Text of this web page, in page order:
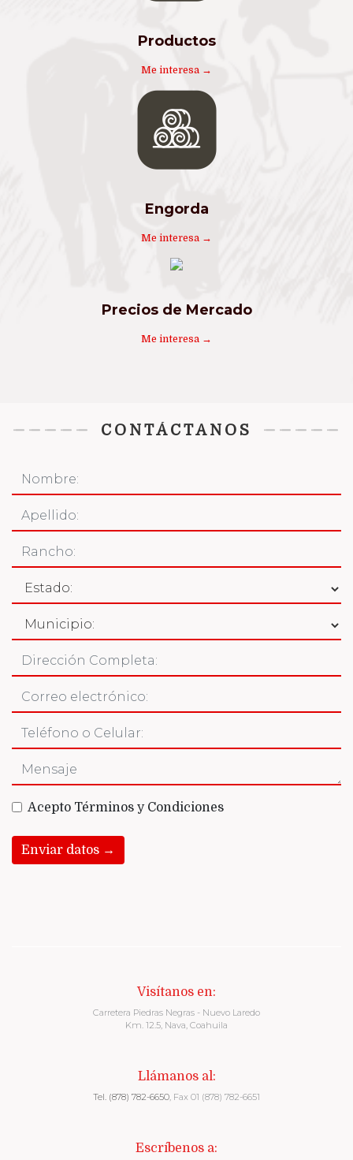
Productos
Me interesa →
Engorda
Me interesa →
Precios de Mercado
Me interesa →
CONTÁCTANOS
Acepto Términos y Condiciones
Enviar datos →
Visítanos en:
Carretera Piedras Negras - Nuevo Laredo
Km. 12.5, Nava, Coahuila
Llámanos al:
Tel. (878) 782-6650, Fax 01 (878) 782-6651
Escríbenos a: